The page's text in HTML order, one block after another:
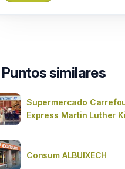
Puntos similares
Supermercado
Express Martin Luther
Consum ALBUIXECH